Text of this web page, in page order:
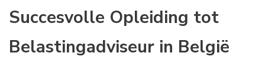
Succesvolle Opleiding tot
Belastingadviseur in België